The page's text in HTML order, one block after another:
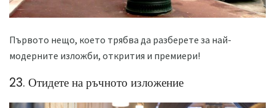
Първото нещо, което трябва да разберете за най-
модерните изложби, открития и премиери!
23. Отидете на ръчното изложение